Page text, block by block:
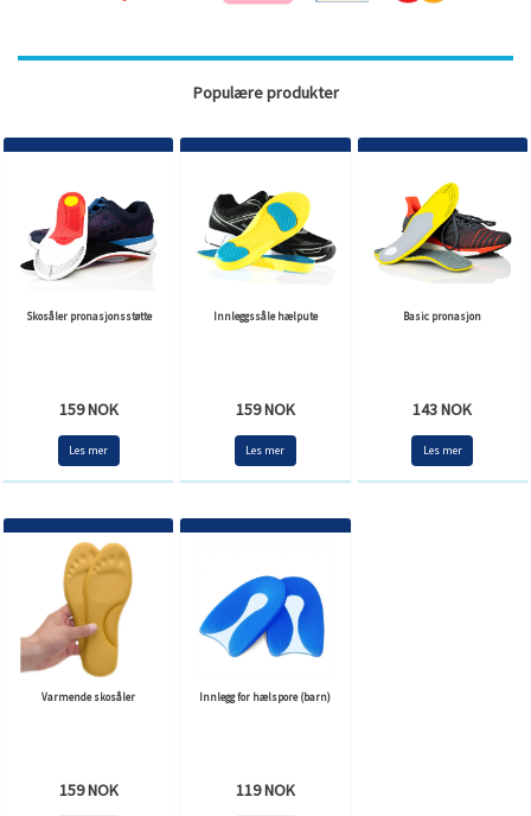
Populære produkter
Skosåler pronasjonsstøtte
159 NOK
Les mer
Innleggssåle hælpute
159 NOK
Les mer
Basic pronasjon
143 NOK
Les mer
Varmende skosåler
159 NOK
Innlegg for hælspore (barn)
119 NOK